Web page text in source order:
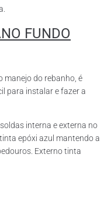
FUNDO
manejo do rebanho, é
para instalar e fazer a
interna e externa no
epóxi azul mantendo a
Externo tinta